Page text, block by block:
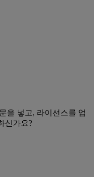
을 넣고, 라이선스를 업
신가요?